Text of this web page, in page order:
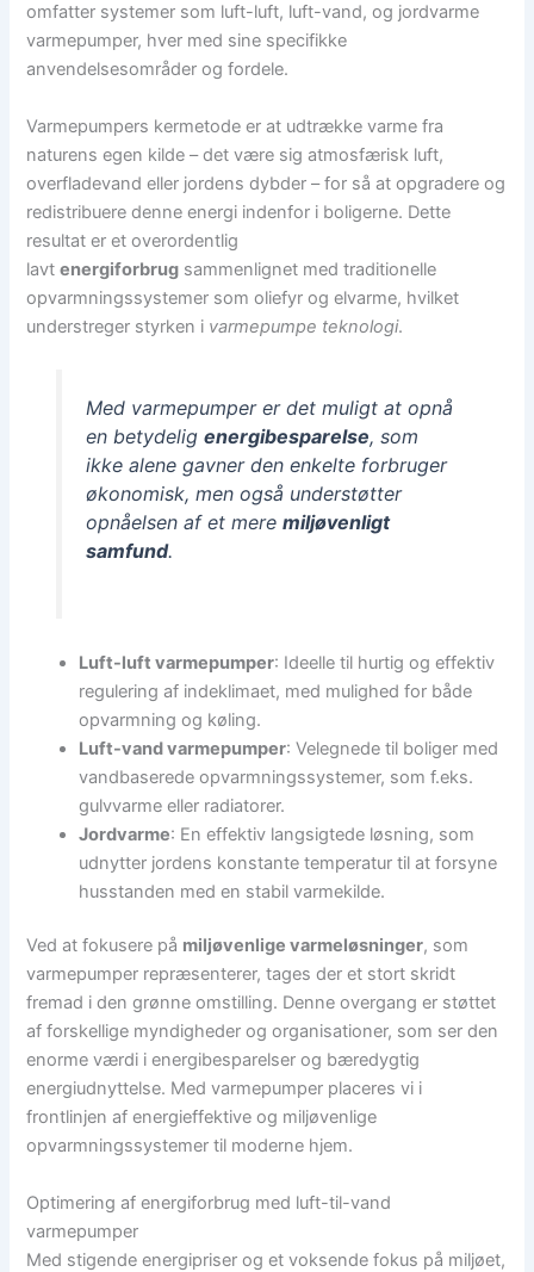
omfatter systemer som luft-luft, luft-vand, og jordvarme
varmepumper, hver med sine specifikke
anvendelsesområder og fordele.
Varmepumpers kermetode er at udtrække varme fra
naturens egen kilde – det være sig atmosfærisk luft,
overfladevand eller jordens dybder – for så at opgradere og
redistribuere denne energi indenfor i boligerne. Dette
resultat er et overordentlig
lavtenergiforbrug sammenlignet med traditionelle
opvarmningssystemer som oliefyr og elvarme, hvilket
understreger styrken i varmepumpe teknologi.
Med varmepumper er det muligt at opnå
en betydelig energibesparelse, som
ikke alene gavner den enkelte forbruger
økonomisk, men også understøtter
opnåelsen af et mere miljøvenligt
samfund.
Luft-luft varmepumper: Ideelle til hurtig og effektiv
regulering af indeklimaet, med mulighed for både
opvarmning og køling.
Luft-vand varmepumper: Velegnede til boliger med
vandbaserede opvarmningssystemer, som f.eks.
gulvvarme eller radiatorer.
Jordvarme: En effektiv langsigtede løsning, som
udnytter jordens konstante temperatur til at forsyne
husstanden med en stabil varmekilde.
Ved at fokusere på miljøvenlige varmeløsninger, som
varmepumper repræsenterer, tages der et stort skridt
fremad i den grønne omstilling. Denne overgang er støttet
af forskellige myndigheder og organisationer, som ser den
enorme værdi i energibesparelser og bæredygtig
energiudnyttelse. Med varmepumper placeres vi i
frontlinjen af energieffektive og miljøvenlige
opvarmningssystemer til moderne hjem.
Optimering af energiforbrug med luft-til-vand
varmepumper
Med stigende energipriser og et voksende fokus på miljøet,